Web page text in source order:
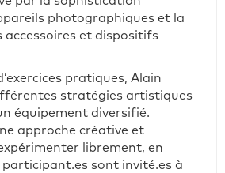
photographiques et la
accessoires et dispositifs
pratiques, Alain
stratégies artistiques
équipement diversifié.
approche créative et
librement, en
participant.es sont invité.es à